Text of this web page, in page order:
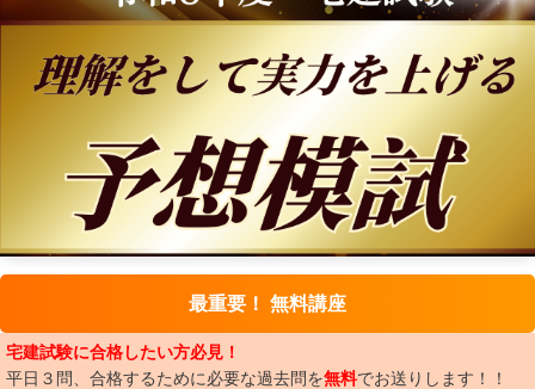
最重要！ 無料講座
宅建試験に合格したい方必見！
平日３問、合格するために必要な過去問を無料でお送りします！！